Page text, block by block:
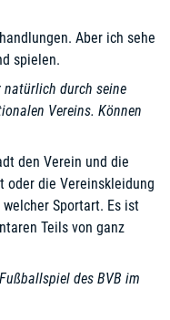
Aber ich sehe
spielen.
natürlich durch seine
Vereins. Können
den Verein und die
oder die Vereinskleidung
Sportart. Es ist
Teils von ganz
des BVB im